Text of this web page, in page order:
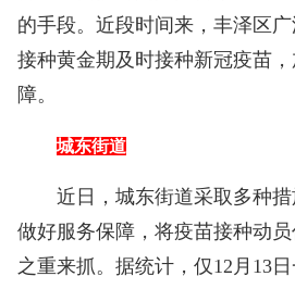
的手段。近段时间来，丰泽区
接种黄金期及时接种新冠疫苗
障。
城东街道
近日，城东街道采取多种措
做好服务保障，将疫苗接种动
之重来抓。据统计，仅12月13